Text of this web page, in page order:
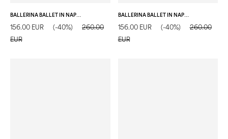
156.00 EUR (-40%)
260.00
EUR
BALLERINA BALLET IN NAPPA CRISTALLO
156.00 EUR (-40%)
260.00
EUR